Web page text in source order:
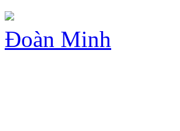
Đoàn Minh